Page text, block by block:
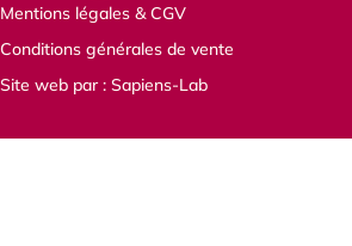
Mentions légales & CGV
Conditions générales de vente
Site web par : Sapiens-Lab